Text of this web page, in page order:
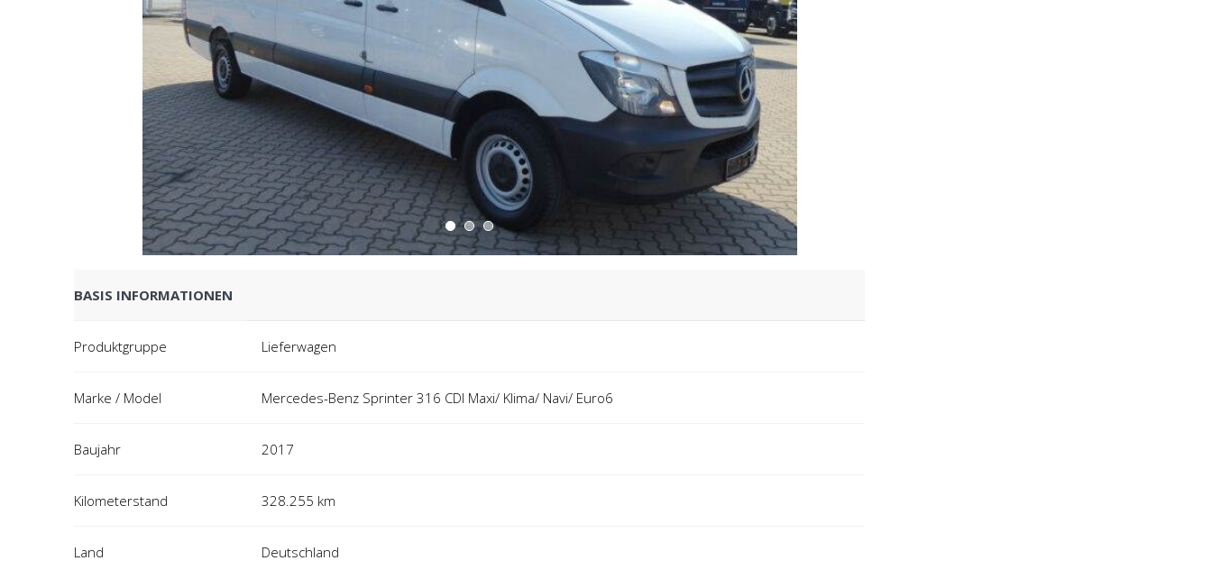
BASIS INFORMATIONEN
Produktgruppe Lieferwagen
Marke / Model Mercedes-Benz Sprinter 316 CDI Maxi/ Klima/ Navi/ Euro6
Baujahr 2017
Kilometerstand 328.255 km
Land Deutschland